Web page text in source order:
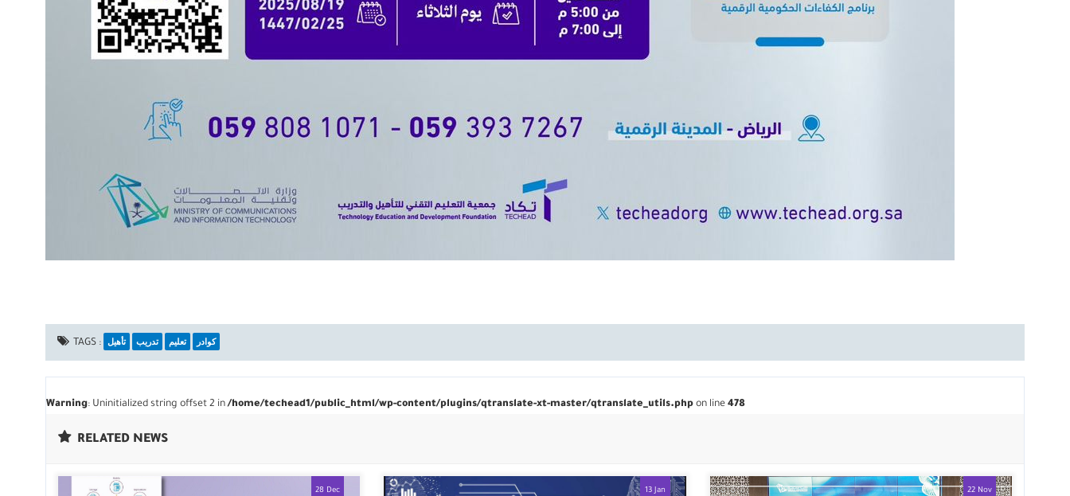
TAGS : تأهيل تدريب تعليم كوادر
Warning: Uninitialized string offset 2 in/home/techead1/public_html/wp-content/plugins/qtranslate-xt-master/qtranslate_utils.php on line 478
RELATED NEWS
28 Dec 13 Jan 22 Nov